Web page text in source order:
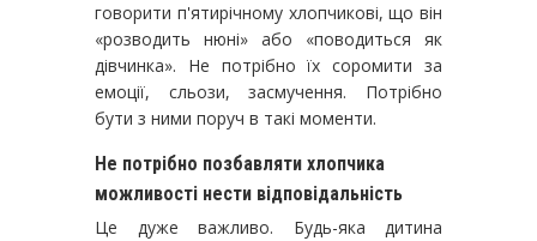
говорити п'ятирічному хлопчикові, що він
«розводить нюні» або «поводиться як
дівчинка». Не потрібно їх соромити за
емоції, сльози, засмучення. Потрібно
бути з ними поруч в такі моменти.
Не потрібно позбавляти хлопчика
можливості нести відповідальність
Це дуже важливо. Будь-яка дитина